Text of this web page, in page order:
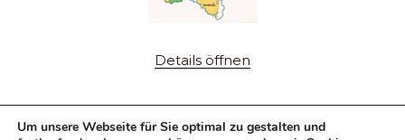
Details öffnen
Um unsere Webseite für Sie optimal zu gestalten und